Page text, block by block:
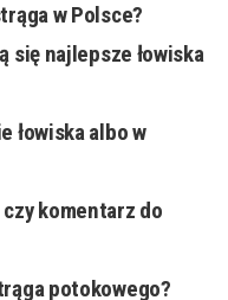
w Polsce?
się najlepsze łowiska
łowiska albo w
komentarz do
potokowego?